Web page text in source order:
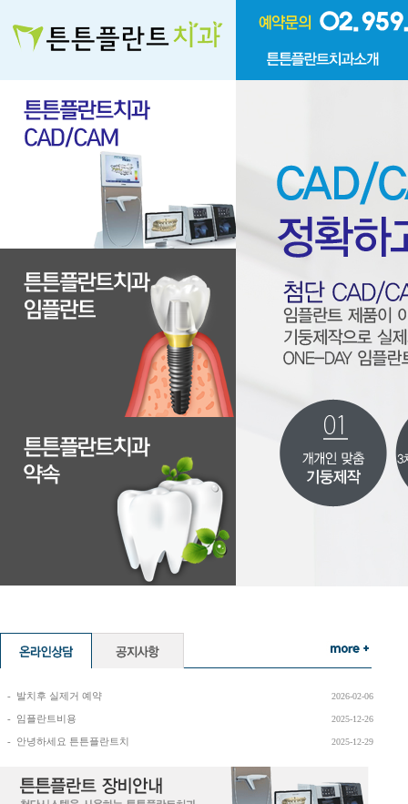
- 발치후 실제거 예약 2026-02-06
- 임플란트비용 2025-12-26
- 안녕하세요 튼튼플란트치 2025-12-29